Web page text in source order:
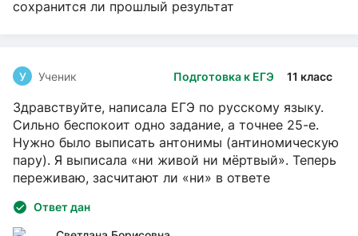
сохранится ли прошлый результат
Подготовка к ЕГЭ 11 класс
У Ученик
Здравствуйте, написала ЕГЭ по русскому языку.
Сильно беспокоит одно задание, а точнее 25-е.
Нужно было выписать антонимы (антиномическую
пару). Я выписала «ни живой ни мёртвый». Теперь
переживаю, засчитают ли «ни» в ответе
Ответ дан